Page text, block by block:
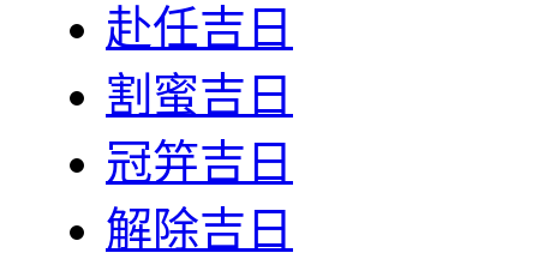
赴任吉日
割蜜吉日
冠笄吉日
解除吉日